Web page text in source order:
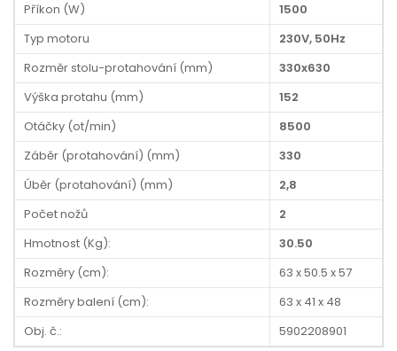
Příkon (W)
1500
Typ motoru
230V, 50Hz
Rozměr stolu-protahování (mm)
330x630
Výška protahu (mm)
152
Otáčky (ot/min)
8500
Záběr (protahování) (mm)
330
Úběr (protahování) (mm)
2,8
Počet nožů
2
Hmotnost (Kg):
30.50
Rozměry (cm):
63 x 50.5 x 57
Rozměry balení (cm):
63 x 41 x 48
Obj. č.:
5902208901